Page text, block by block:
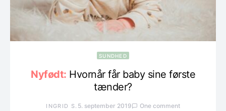
SUNDHED
Nyfødt: Hvornår får baby sine første
tænder?
INGRID S. 5. september 2019 One comment